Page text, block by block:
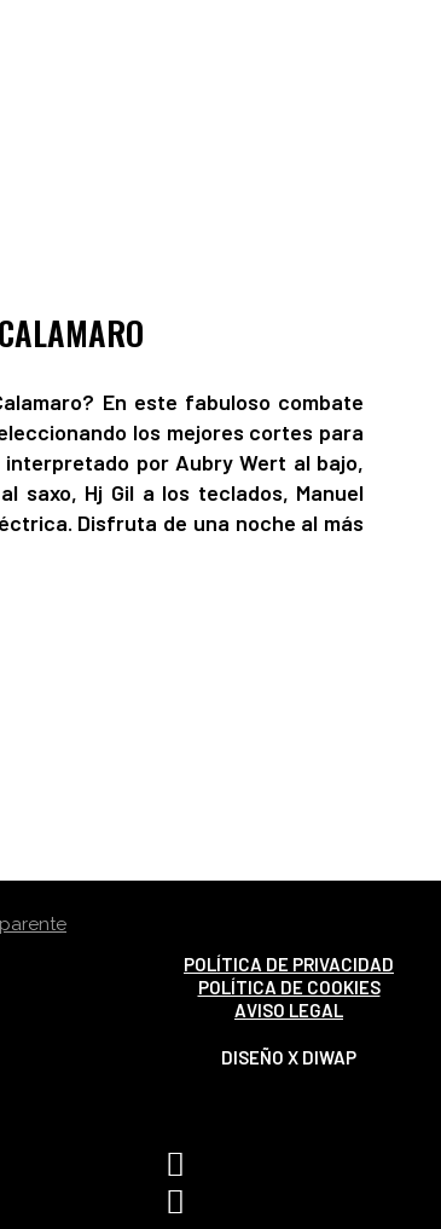
En este fabuloso combate
los mejores cortes para
por Aubry Wert al bajo,
saxo, Hj Gil a los teclados, Manuel
Disfruta de una noche al más
POLÍTICA DE PRIVACIDAD
POLÍTICA DE COOKIES
AVISO LEGAL
DISEÑO X DIWAP